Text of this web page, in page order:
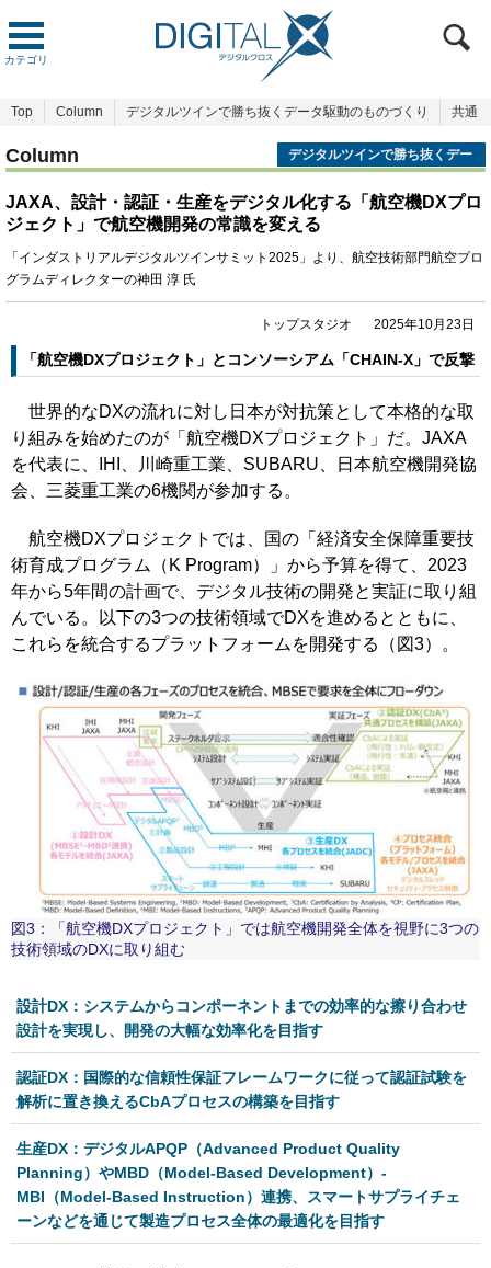
カテゴリ
Top Column デジタルツインで勝ち抜くデータ駆動のものづくり 共通
Column
デジタルツインで勝ち抜くデー
タ駆動のものづくり
JAXA、設計・認証・生産をデジタル化する「航空機DXプロ
ジェクト」で航空機開発の常識を変える
「インダストリアルデジタルツインサミット2025」より、航空技術部門航空プロ
グラムディレクターの神田 淳 氏
トップスタジオ 2025年10月23日
「航空機DXプロジェクト」とコンソーシアム「CHAIN-X」で反撃
世界的なDXの流れに対し日本が対抗策として本格的な取
り組みを始めたのが「航空機DXプロジェクト」だ。JAXA
を代表に、IHI、川崎重工業、SUBARU、日本航空機開発協
会、三菱重工業の6機関が参加する。
航空機DXプロジェクトでは、国の「経済安全保障重要技
術育成プログラム（K Program）」から予算を得て、2023
年から5年間の計画で、デジタル技術の開発と実証に取り組
んでいる。以下の3つの技術領域でDXを進めるとともに、
これらを統合するプラットフォームを開発する（図3）。
図3：「航空機DXプロジェクト」では航空機開発全体を視野に3つの
技術領域のDXに取り組む
設計DX：システムからコンポーネントまでの効率的な擦り合わせ
設計を実現し、開発の大幅な効率化を目指す
認証DX：国際的な信頼性保証フレームワークに従って認証試験を
解析に置き換えるCbAプロセスの構築を目指す
生産DX：デジタルAPQP（Advanced Product Quality
Planning）やMBD（Model-Based Development）-
MBI（Model-Based Instruction）連携、スマートサプライチェ
ーンなどを通じて製造プロセス全体の最適化を目指す